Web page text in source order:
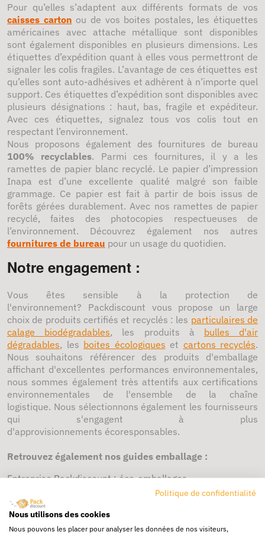
Pour qu’elles s’adaptent aux différents formats de vos
caisses carton ou de vos boites postales, les étiquettes
américaines avec attache métallique sont disponibles
sont également disponibles en plusieurs dimensions. Les
étiquettes d’expédition quant à elles vous permettront de
signaler les colis fragiles. L’avantage de ces étiquettes est
qu’elles sont auto-adhésives et adhèrent à n’importe quel
support. Ces étiquettes d’expédition sont disponibles avec
plusieurs désignations : haut, bas, fragile et expéditeur.
Avec ces étiquettes, signalez tous vos colis tout en
respectant l’environnement.
Nous proposons également des fournitures de bureau
100% recyclables. Parmi ces fournitures, il y a les
ramettes de papier blanc recyclé. Le papier d’impression
Inapa est d’une excellente qualité malgré son faible
grammage. Ce papier est fait à partir de bois issus de
forêts gérées durablement. Avec nos ramettes de papier
recyclé, faites des photocopies respectueuses de
l’environnement. Découvrez également nos autres
fournitures de bureau pour un usage du quotidien.
Notre engagement :
Vous êtes sensible à la protection de
l'environnement? Packdiscount vous propose un large
choix de produits certifiés et recyclés : les particulaires de
calage biodégradables, les produits à bulles d'air
dégradables, les boites écologiques et cartons recyclés.
Nous souhaitons référencer des produits d'emballage
affichant d'excellentes performances environnementales,
nous sommes également très attentifs aux certifications
environnementales de l'ensemble de la chaîne
logistique. Nous sélectionnons également les fournisseurs
qui s'engagent à plus
d'approvisionnements écoresponsables.
Retrouvez également nos guides emballage :
Entreprise Packdiscount : éco-emballages
Réduire son empreinte environnementale avec nos
emballages bio
Politique de confidentialité
Nous utilisons des cookies
Nous pouvons les placer pour analyser les données de nos visiteurs,